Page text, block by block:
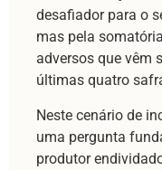
desafiador para o
mas pela
adversos que vêm
últimas quatro
Neste cenário de
uma pergunta
produtor